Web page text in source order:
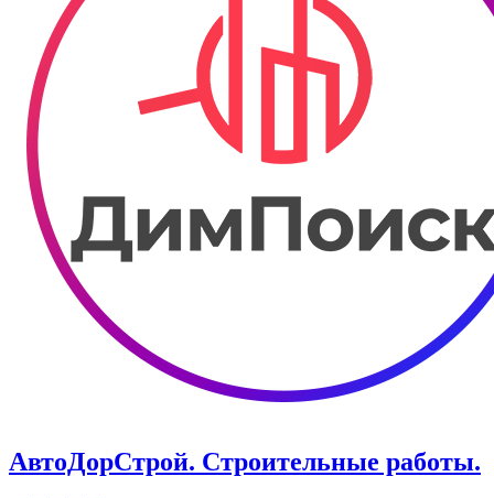
АвтоДорСтрой. Строительные работы.